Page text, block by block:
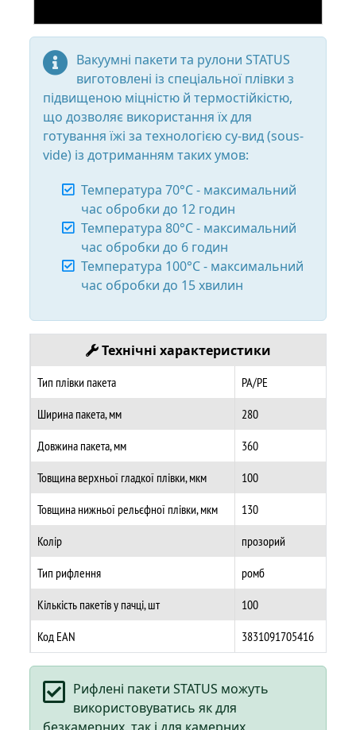
Вакуумні пакети та рулони STATUS
виготовлені із спеціальної плівки з
підвищеною міцністю й термостійкістю,
що дозволяє використання їх для
готування їжі за технологією су-вид (sous-
vide) із дотриманням таких умов:
Температура 70°C - максимальний
час обробки до 12 годин
Температура 80°C - максимальний
час обробки до 6 годин
Температура 100°C - максимальний
час обробки до 15 хвилин
Технічні характеристики
Тип плівки пакета
PA/PE
Ширина пакета, мм
280
Довжина пакета, мм
360
Товщина верхньої гладкої плівки, мкм
100
Товщина нижньої рельєфної плівки, мкм
130
Колір
прозорий
Тип рифлення
ромб
Кількість пакетів у пачці, шт
100
Код EAN
3831091705416
Рифлені пакети STATUS можуть
використовуватись як для